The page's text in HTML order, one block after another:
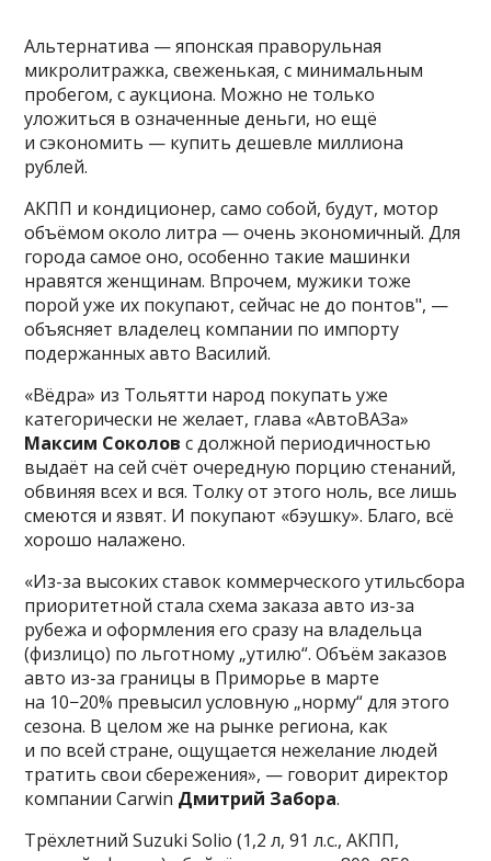
Альтернатива — японская праворульная
микролитражка, свеженькая, с минимальным
пробегом, с аукциона. Можно не только
уложиться в означенные деньги, но ещё
и сэкономить — купить дешевле миллиона
рублей.
АКПП и кондиционер, само собой, будут, мотор
объёмом около литра — очень экономичный. Для
города самое оно, особенно такие машинки
нравятся женщинам. Впрочем, мужики тоже
порой уже их покупают, сейчас не до понтов", —
объясняет владелец компании по импорту
подержанных авто Василий.
«Вёдра» из Тольятти народ покупать уже
категорически не желает, глава «АвтоВАЗа»
Максим Соколов с должной периодичностью
выдаёт на сей счёт очередную порцию стенаний,
обвиняя всех и вся. Толку от этого ноль, все лишь
смеются и язвят. И покупают «бэушку». Благо, всё
хорошо налажено.
«Из-за высоких ставок коммерческого утильсбора
приоритетной стала схема заказа авто из-за
рубежа и оформления его сразу на владельца
(физлицо) по льготному „утилю“. Объём заказов
авто из-за границы в Приморье в марте
на 10−20% превысил условную „норму“ для этого
сезона. В целом же на рынке региона, как
и по всей стране, ощущается нежелание людей
тратить свои сбережения», — говорит директор
компании Carwin Дмитрий Забора.
Трёхлетний Suzuki Solio (1,2 л, 91 л.с., АКПП,